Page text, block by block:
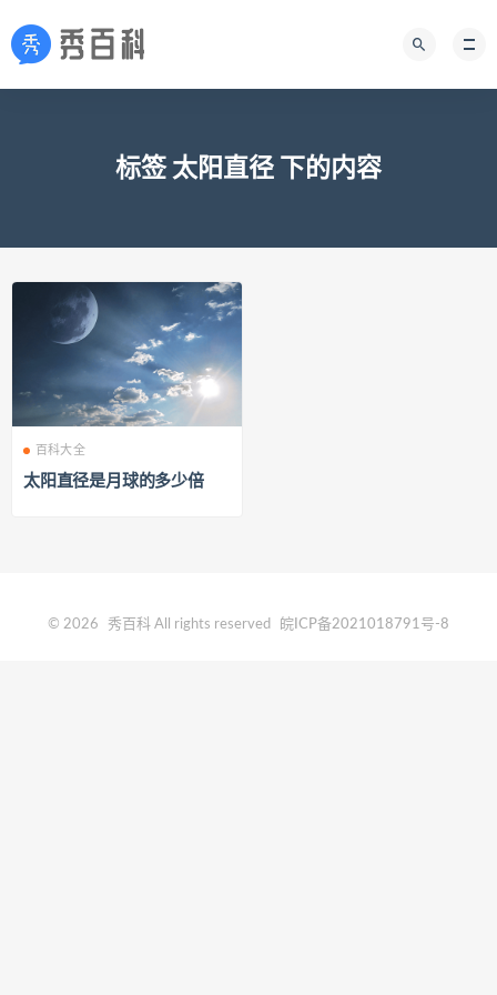
标签 太阳直径 下的内容
百科大全
太阳直径是月球的多少倍
© 2026 秀百科 All rights reserved 皖ICP备2021018791号-8